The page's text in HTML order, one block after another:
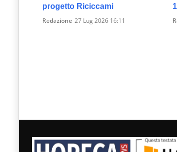
progetto Riciccami
Redazione 27 Lug 2026 16:11